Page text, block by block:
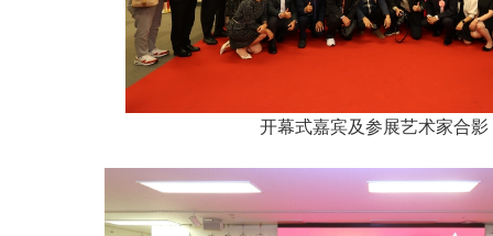
开幕式嘉宾及参展艺术家合影